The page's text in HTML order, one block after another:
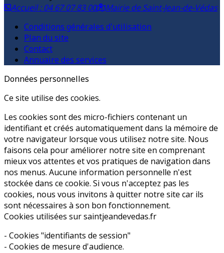
Accueil : 04 67 07 83 00
Mairie de Saint-Jean-de-Védas
Conditions générales d'utilisation
Plan du site
Contact
Annuaire des services
Données personnelles
Ce site utilise des cookies.
Les cookies sont des micro-fichiers contenant un
identifiant et créés automatiquement dans la mémoire de
votre navigateur lorsque vous utilisez notre site. Nous
faisons cela pour améliorer notre site en comprenant
mieux vos attentes et vos pratiques de navigation dans
nos menus. Aucune information personnelle n'est
stockée dans ce cookie. Si vous n'acceptez pas les
cookies, nous vous invitons à quitter notre site car ils
sont nécessaires à son bon fonctionnement.
Cookies utilisées sur saintjeandevedas.fr
- Cookies "identifiants de session"
- Cookies de mesure d'audience.